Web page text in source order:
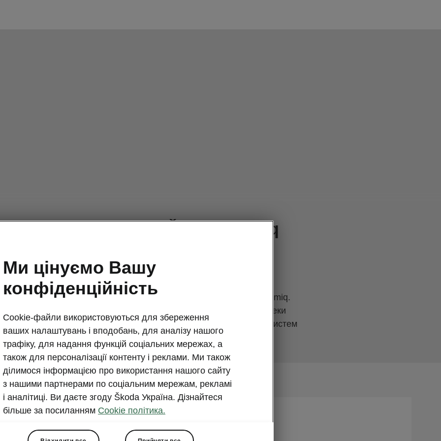
Міський кросовер Škoda Kamiq
2023-08-01T09:03:04.468+00:00
Škoda Auto комплексно оновлює міський позашляховик Škoda Kamiq.
Модель пропонує дуже високий рівень активної та пасивної безпеки
завдяки жорсткому кузову та ще більш вдосконаленому набору систем
двигунами TSI з вихідною потужністю до 110 кВт (150 к.с.).
Ми цінуємо Вашу
конфіденційність
Cookie-файли використовуються для збереження
ваших налаштувань і вподобань, для аналізу нашого
трафіку, для надання функцій соціальних мережах, а
також для персоналізації контенту і реклами. Ми також
ділимося інформацією про використання нашого сайту
з нашими партнерами по соціальним мережам, рекламі
і аналітиці. Ви даєте згоду Škoda Україна. Дізнайтеся
більше за посиланням Cookie політика.